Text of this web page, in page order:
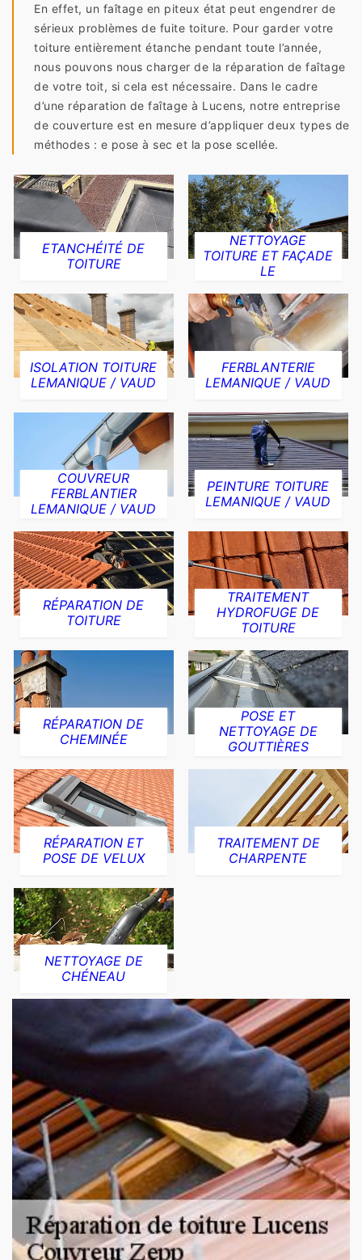
En effet, un faîtage en piteux état peut engendrer de
sérieux problèmes de fuite toiture. Pour garder votre
toiture entièrement étanche pendant toute l’année,
nous pouvons nous charger de la réparation de faîtage
de votre toit, si cela est nécessaire. Dans le cadre
d’une réparation de faîtage à Lucens, notre entreprise
de couverture est en mesure d’appliquer deux types de
méthodes : e pose à sec et la pose scellée.
ETANCHÉITÉ DE
TOITURE
NETTOYAGE
TOITURE ET FAÇADE
LE
ISOLATION TOITURE
LEMANIQUE / VAUD
FERBLANTERIE
LEMANIQUE / VAUD
COUVREUR
FERBLANTIER
LEMANIQUE / VAUD
PEINTURE TOITURE
LEMANIQUE / VAUD
RÉPARATION DE
TOITURE
TRAITEMENT
HYDROFUGE DE
TOITURE
RÉPARATION DE
CHEMINÉE
POSE ET
NETTOYAGE DE
GOUTTIÈRES
RÉPARATION ET
POSE DE VELUX
TRAITEMENT DE
CHARPENTE
NETTOYAGE DE
CHÉNEAU